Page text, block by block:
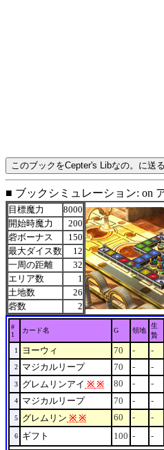
■ ブックシミュレーション: on
目標魔力
8000
開始時魔力
200
砦ボーナス
150
最大ダイス数
12
一周の距離
32
エリア数
1
土地数
26
砦数
2
#
1
カード名 G 領地
生
贄
1
ヨーウィ 70 - -
2 マジカルリープ 70 - -
3 グレムリンアイ ※ ※ 80 - -
4 マジカルリープ 70 - -
5 グレムリン ※ ※ 60 - -
6 ギフト 100 - -